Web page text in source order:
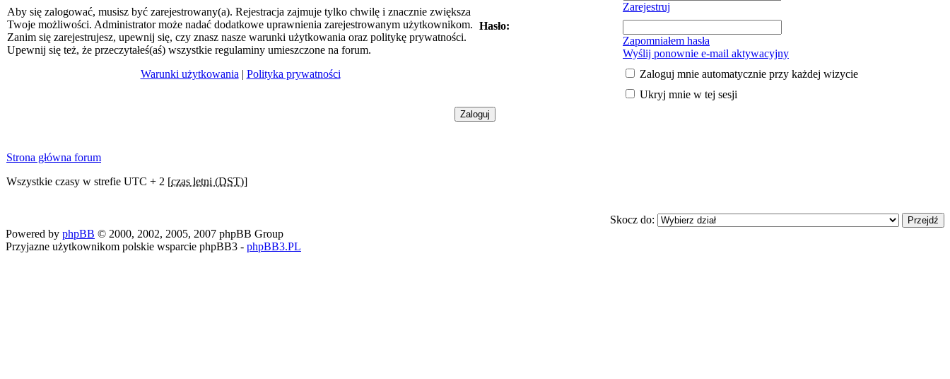
Aby się zalogować, musisz być zarejestrowany(a). Rejestracja zajmuje tylko chwilę i znacznie zwiększa
Twoje możliwości. Administrator może nadać dodatkowe uprawnienia zarejestrowanym użytkownikom.
Zanim się zarejestrujesz, upewnij się, czy znasz nasze warunki użytkowania oraz politykę prywatności.
Upewnij się też, że przeczytałeś(aś) wszystkie regulaminy umieszczone na forum.
Warunki użytkowania | Polityka prywatności
Zarejestruj
Hasło:
Zapomniałem hasła
Wyślij ponownie e-mail aktywacyjny
Zaloguj mnie automatycznie przy każdej wizycie
Ukryj mnie w tej sesji
Strona główna forum
Wszystkie czasy w strefie UTC + 2 [czas letni (DST)]
Skocz do:
Powered by phpBB © 2000, 2002, 2005, 2007 phpBB Group
Przyjazne użytkownikom polskie wsparcie phpBB3 - phpBB3.PL